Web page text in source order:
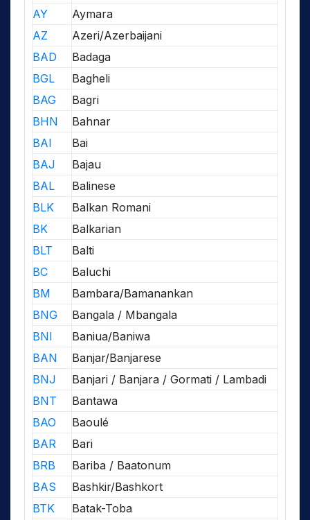
AY
Aymara
AZ
Azeri/Azerbaijani
BAD
Badaga
BGL
Bagheli
BAG
Bagri
BHN
Bahnar
BAI
Bai
BAJ
Bajau
BAL
Balinese
BLK
Balkan Romani
BK
Balkarian
BLT
Balti
BC
Baluchi
BM
Bambara/Bamanankan
BNG
Bangala / Mbangala
BNI
Baniua/Baniwa
BAN
Banjar/Banjarese
BNJ
Banjari / Banjara / Gormati / Lambadi
BNT
Bantawa
BAO
Baoulé
BAR
Bari
BRB
Bariba / Baatonum
BAS
Bashkir/Bashkort
BTK
Batak-Toba